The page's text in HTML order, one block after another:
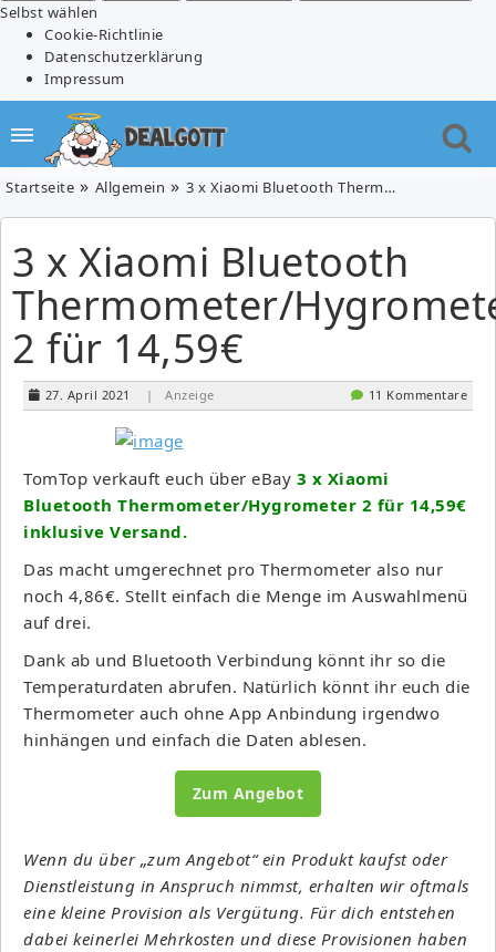
Selbst wählen
Cookie-Richtlinie
Datenschutzerklärung
Impressum
Startseite Allgemein 3 x Xiaomi Bluetooth Thermometer/Hygrometer 2 für 14,59€
3 x Xiaomi Bluetooth
Thermometer/
2 für 14,59€
27. April 2021 | Anzeige 11 Kommentare
TomTop verkauft euch über eBay 3 x Xiaomi
Bluetooth Thermometer/Hygrometer 2 für 14,59€
inklusive Versand.
Das macht umgerechnet pro Thermometer also nur
noch 4,86€. Stellt einfach die Menge im Auswahlmenü
auf drei.
Dank ab und Bluetooth Verbindung könnt ihr so die
Temperaturdaten abrufen. Natürlich könnt ihr euch die
Thermometer auch ohne App Anbindung irgendwo
hinhängen und einfach die Daten ablesen.
Zum Angebot
Wenn du über „zum Angebot“ ein Produkt kaufst oder
Dienstleistung in Anspruch nimmst, erhalten wir oftmals
eine kleine Provision als Vergütung. Für dich entstehen
dabei keinerlei Mehrkosten und diese Provisionen haben